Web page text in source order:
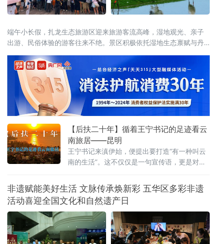
端午小长假，扎龙生态旅游区迎来旅游客流高峰，湿地观光、亲子
出游、民俗体验的游客往来不绝。景区积极依托湿地生态禀赋与丹
色主题活动。才艺展演舞台上，游客踊跃登台互动，香包手工制作
区大家选用艾草、白芷等药材亲手缝制端午香囊，趣味知识问答、
投壶、射五毒等民俗游戏热闹开启。游客在观
【后扶二十年】循着王宁书记的足迹看云
南旅居——昆明
王宁书记来滇伊始，便提出要打造“有一种叫云
南的生活”。这不仅仅是一句宣传语，更是对这
客栈的风铃，是滤镜下的云卷云舒。直到我循
着王宁书记的足迹，走进昆明那些因水而迁、
因水而兴的土地，才读懂其深意：云南的生
活，不仅是造物主的偏爱，更是奋斗者的烟
火。一、有一种叫云南的生活，从心出发这
非遗赋能美好生活 文脉传承焕新彩 五华区多彩非遗
活动喜迎全国文化和自然遗产日